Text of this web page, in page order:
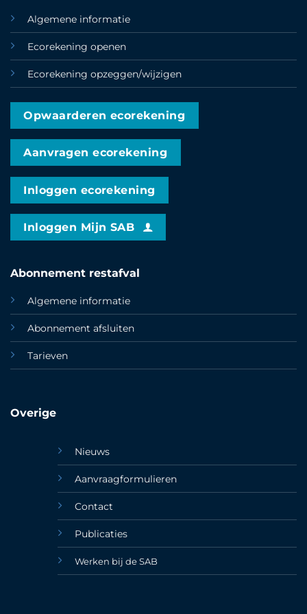
Algemene informatie
Ecorekening openen
Ecorekening opzeggen/wijzigen
Opwaarderen ecorekening
Aanvragen ecorekening
Inloggen ecorekening
Inloggen Mijn SAB
Abonnement restafval
Algemene informatie
Abonnement afsluiten
Tarieven
Overige
Nieuws
Aanvraagformulieren
Contact
Publicaties
Werken bij de SAB